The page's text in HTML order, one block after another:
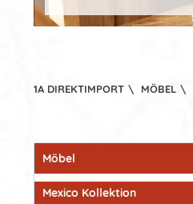
1A DIREKTIMPORT \ MÖBEL \
Möbel
Mexico Kollektion